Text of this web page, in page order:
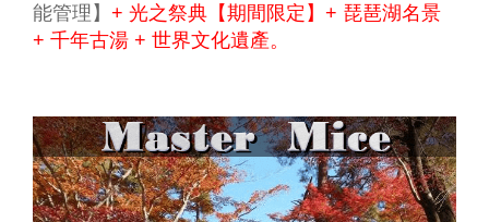
能管理】 + 光之祭典【期間限定】+ 琵琶湖名景
+ 千年古湯 + 世界文化遺產。